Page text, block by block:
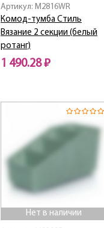
Артикул: M2816WR
Комод-тумба Стиль
Вязание 2 секции (белый
ротанг)
1 490.28 ₽
Нет в наличии